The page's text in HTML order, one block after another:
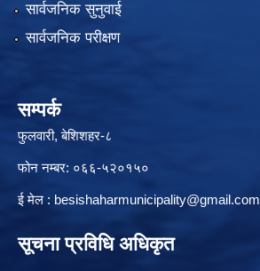
सार्वजनिक सुनुवाई
सार्वजनिक परीक्षण
सम्पर्क
फुलवारी, बेशिशहर-८
फोन नम्बर: ०६६-५२०१५०
ई मेल : besishaharmunicipality@gmail.com
सूचना प्रविधि अधिकृत